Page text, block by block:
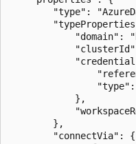
"type":
"domain":
            },
        },
        "connectVia": {